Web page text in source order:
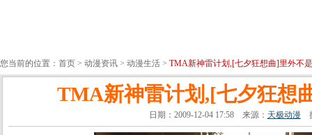
您当前的位置： 首页 > 动漫资讯 > 动漫生活 > TMA新神雷计划,[七夕狂想曲]里外不
TMA新神雷计划,[七夕狂想
日期：2009-12-04 17:58 来源： 天极动漫